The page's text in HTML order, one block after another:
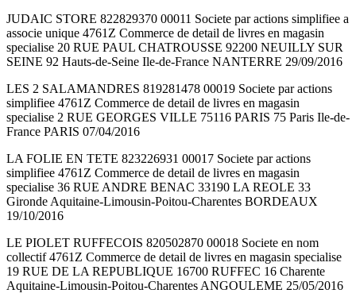
JUDAIC STORE 822829370 00011 Societe par actions simplifiee a
associe unique 4761Z Commerce de detail de livres en magasin
specialise 20 RUE PAUL CHATROUSSE 92200 NEUILLY SUR
SEINE 92 Hauts-de-Seine Ile-de-France NANTERRE 29/09/2016
LES 2 SALAMANDRES 819281478 00019 Societe par actions
simplifiee 4761Z Commerce de detail de livres en magasin
specialise 2 RUE GEORGES VILLE 75116 PARIS 75 Paris Ile-de-
France PARIS 07/04/2016
LA FOLIE EN TETE 823226931 00017 Societe par actions
simplifiee 4761Z Commerce de detail de livres en magasin
specialise 36 RUE ANDRE BENAC 33190 LA REOLE 33
Gironde Aquitaine-Limousin-Poitou-Charentes BORDEAUX
19/10/2016
LE PIOLET RUFFECOIS 820502870 00018 Societe en nom
collectif 4761Z Commerce de detail de livres en magasin specialise
19 RUE DE LA REPUBLIQUE 16700 RUFFEC 16 Charente
Aquitaine-Limousin-Poitou-Charentes ANGOULEME 25/05/2016